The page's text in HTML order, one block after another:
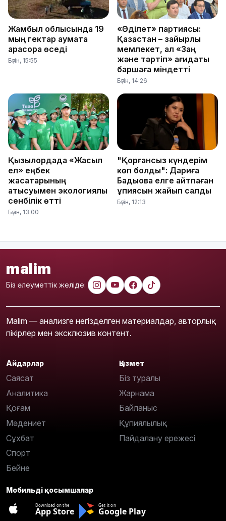
Жамбыл облысында 19
мың гектар аумақта
қарасора өседі
Бүгін, 15:55
«Әділет» партиясы:
Қазақстан – зайырлы
мемлекет, ал «Заң
және тәртіп» қағидаты
баршаға міндетті
Бүгін, 14:26
Қызылордада «Жасыл
ел» еңбек
жасақтарының
қатысуымен экологиялық
сенбілік өтті
Бүгін, 13:00
"Қорғансыз күндерім
көп болды": Дариға
Бадықова елге айтпаған
құпиясын жайып салды
Бүгін, 12:13
malim
Біз әлеуметтік желіде:
Malim — анализге негізделген материалдар, авторлық
пікірлер мен эксклюзив контент.
Айдарлар
Саясат
Аналитика
Қоғам
Мәдениет
Сұхбат
Спорт
Бейне
Қызмет
Біз туралы
Жарнама
Байланыс
Құпиялылық
Пайдалану ережесі
Мобильді қосымшалар
Download on the
App Store
Get it on
Google Play